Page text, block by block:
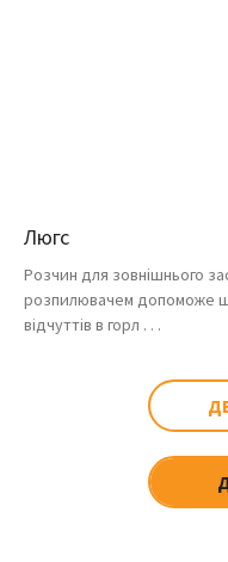
Люгс
Розчин для зовнішнього
розпилювачем допоможе
відчуттів в горл . . .